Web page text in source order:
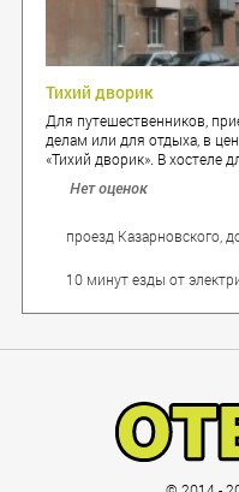
Тихий дворик
Для путешественников,
делам или для отдыха, в
«Тихий дворик». В хостеле
гостевая, кабельное
Нет оценок
проезд Казарновского,
10 минут езды от